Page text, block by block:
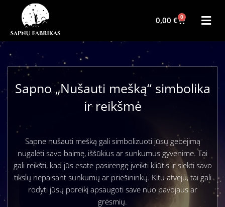
0,00 € 0
Sapno „Nušauti mešką“ simbolika
ir reikšmė
Sapne nušauti mešką gali simbolizuoti jūsų gebėjimą
nugalėti savo baimę, iššūkius ar sunkumus gyvenime. Tai
gali reikšti, kad jūs esate pasirengę įveikti kliūtis ir siekti savo
tikslų nepaisant sunkumų ar priešininkų. Kitu atveju, tai gali
rodyti jūsų poreikį apsaugoti save nuo pavojaus ar
grėsmių.